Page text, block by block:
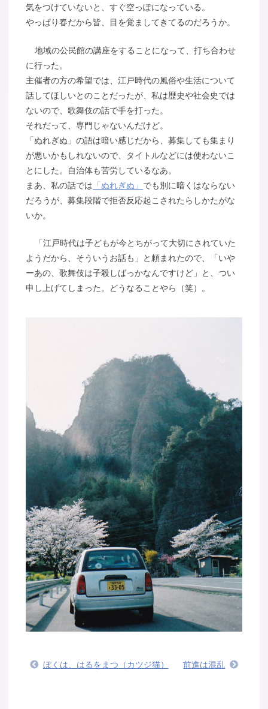
気をつけていないと、すぐ空っぽになっている。
やっぱり春だから皆、目を覚ましてきてるのだろうか。
地域の公民館の講座をすることになって、打ち合わせ
に行った。
主催者の方の希望では、江戸時代の風俗や生活について
話してほしいとのことだったが、私は歴史や社会史では
ないので、歌舞伎の話で手を打った。
それだって、専門じゃないんだけど。
「ぬれぎぬ」の語は暗い感じだから、募集しても集まり
が悪いかもしれないので、タイトルなどには使わないこ
とにした。自治体も苦労しているなあ。
まあ、私の話では 「ぬれぎぬ」 でも別に暗くはならない
だろうが、募集段階で拒否反応起こされたらしかたがな
いか。
「江戸時代は子どもが今とちがって大切にされていた
ようだから、そういうお話も」と頼まれたので、「いや
ーあの、歌舞伎は子殺しばっかなんですけど」と、つい
申し上げてしまった。どうなることやら（笑）。
ぼくは、はるをまつ（カツジ猫） 前進は混乱